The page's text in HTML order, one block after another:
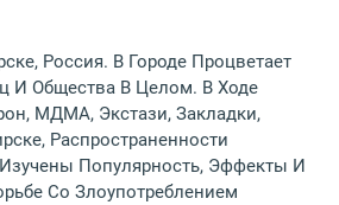
Россия. В Городе Процветает
И Общества В Целом. В Ходе
МДМА, Экстази, Закладки,
Распространенности
Популярность, Эффекты И
Со Злоупотреблением